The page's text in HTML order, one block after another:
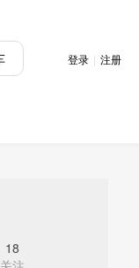
登录 | 注册
18